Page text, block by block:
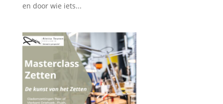
en door wie iets...